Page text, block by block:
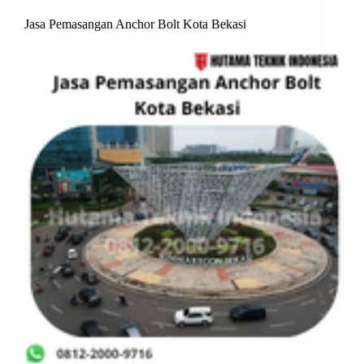
Jasa Pemasangan Anchor Bolt Kota Bekasi